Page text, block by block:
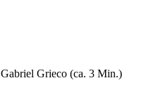
Grieco (ca. 3 Min.)